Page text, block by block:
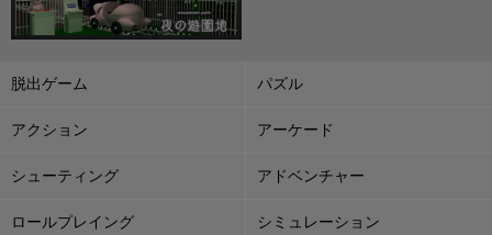
脱出ゲーム パズル
アクション アーケード
シューティング アドベンチャー
ロールプレイング シミュレーション